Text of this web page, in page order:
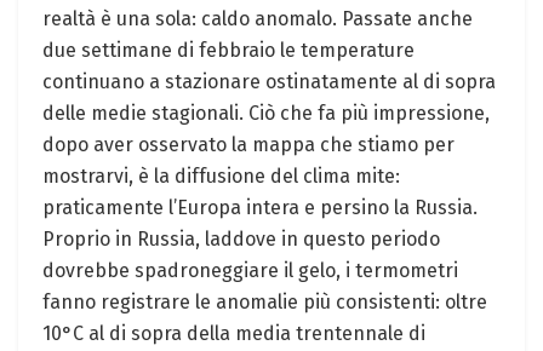
realtà è una sola: caldo anomalo. Passate anche
due settimane di febbraio le temperature
continuano a stazionare ostinatamente al di sopra
delle medie stagionali. Ciò che fa più impressione,
dopo aver osservato la mappa che stiamo per
mostrarvi, è la diffusione del clima mite:
praticamente l’Europa intera e persino la Russia.
Proprio in Russia, laddove in questo periodo
dovrebbe spadroneggiare il gelo, i termometri
fanno registrare le anomalie più consistenti: oltre
10°C al di sopra della media trentennale di